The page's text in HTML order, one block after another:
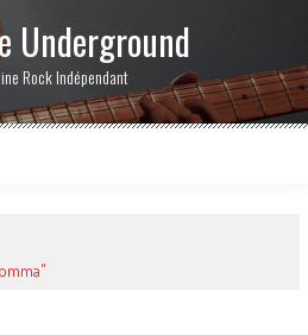
Underground
Rock Indépendant